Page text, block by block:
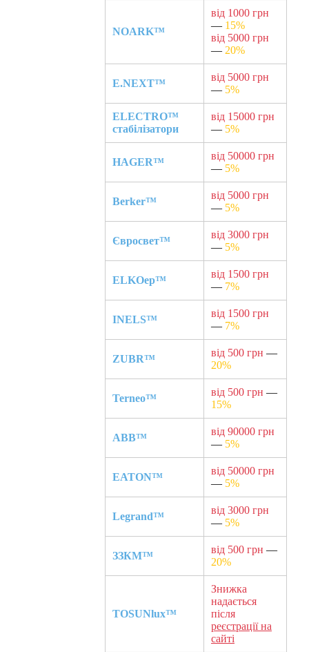
NOARK™
від 1000 грн
— 15%
від 5000 грн
— 20%
E.NEXT™
від 5000 грн
— 5%
ELECTRO™
стабілізатори
від 15000 грн
— 5%
HAGER™
від 50000 грн
— 5%
Berker™
від 5000 грн
— 5%
Євросвет™
від 3000 грн
— 5%
ELKOep™
від 1500 грн
— 7%
INELS™
від 1500 грн
— 7%
ZUBR™
від 500 грн —
20%
Terneo™
від 500 грн —
15%
ABB™
від 90000 грн
— 5%
EATON™
від 50000 грн
— 5%
Legrand™
від 3000 грн
— 5%
ЗЗКМ™
від 500 грн —
20%
TOSUNlux™
Знижка
надається
після
реєстрації на
сайті